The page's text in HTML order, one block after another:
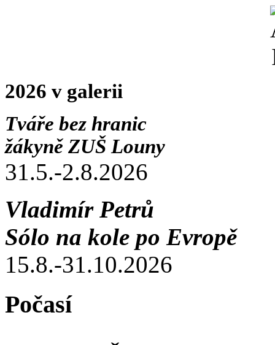
2026 v galerii
Tváře bez hranic
žákyně ZUŠ Louny
31.5.-2.8.2026
Vladimír Petrů
Sólo na kole po Evropě
15.8.-31.10.2026
Počasí